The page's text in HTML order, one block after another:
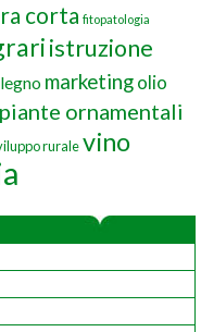
corta fitopatologia
istruzione
legno marketingolio
piante ornamentali
ruralevino